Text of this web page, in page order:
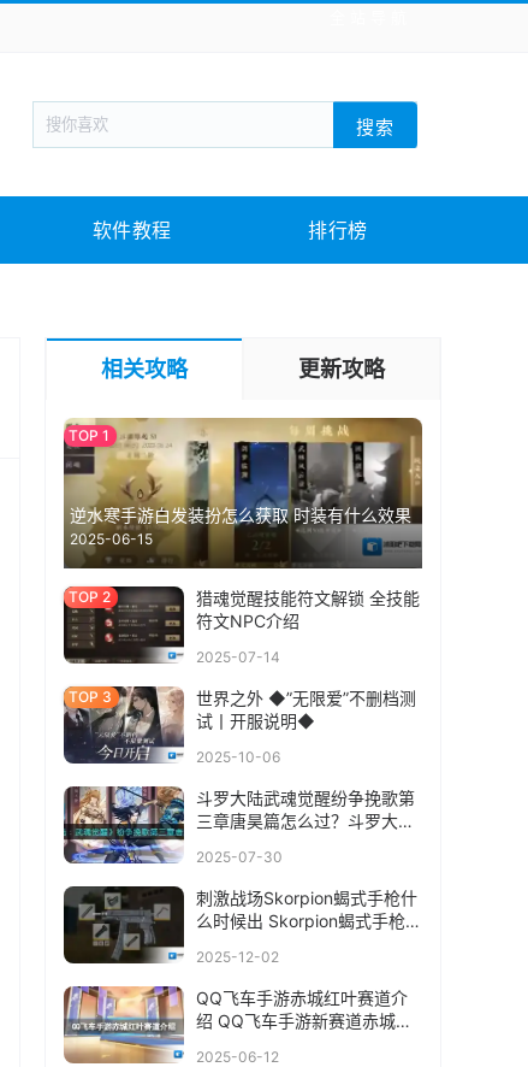
新闻阅读 旅游出行 生活实用
回合网游 战棋游戏 枪战射击
教育教学 游戏娱乐 系统软件 素材下载
搜索
软件教程 排行榜
相关攻略 更新攻略
逆水寒手游白发装扮怎么获取 时装有什么效果
2025-06-15
猎魂觉醒技能符文解锁 全技能
符文NPC介绍
2025-07-14
世界之外 ◆”无限爱”不删档测
试丨开服说明◆
2025-10-06
斗罗大陆武魂觉醒纷争挽歌第
三章唐昊篇怎么过？斗罗大陆
篇通关攻略
2025-07-30
刺激战场Skorpion蝎式手枪什
么时候出 Skorpion蝎式手枪上
2025-12-02
QQ飞车手游赤城红叶赛道介
绍 QQ飞车手游新赛道赤城红
2025-06-12